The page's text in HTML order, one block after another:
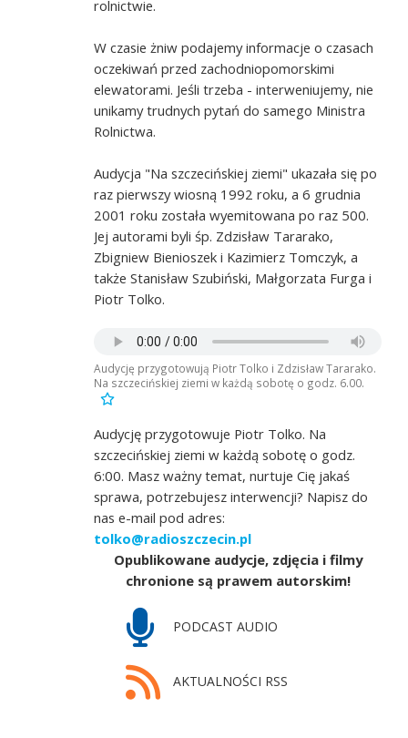
rolnictwie.
W czasie żniw podajemy informacje o czasach
oczekiwań przed zachodniopomorskimi
elewatorami. Jeśli trzeba - interweniujemy, nie
unikamy trudnych pytań do samego Ministra
Rolnictwa.
Audycja "Na szczecińskiej ziemi" ukazała się po
raz pierwszy wiosną 1992 roku, a 6 grudnia
2001 roku została wyemitowana po raz 500.
Jej autorami byli śp. Zdzisław Tararako,
Zbigniew Bienioszek i Kazimierz Tomczyk, a
także Stanisław Szubiński, Małgorzata Furga i
Piotr Tolko.
Audycję przygotowują Piotr Tolko i Zdzisław Tararako.
Na szczecińskiej ziemi w każdą sobotę o godz. 6.00.
Audycję przygotowuje Piotr Tolko. Na
szczecińskiej ziemi w każdą sobotę o godz.
6:00. Masz ważny temat, nurtuje Cię jakaś
sprawa, potrzebujesz interwencji? Napisz do
nas e-mail pod adres:
tolko@radioszczecin.pl
Opublikowane audycje, zdjęcia i filmy
chronione są prawem autorskim!
PODCAST AUDIO
AKTUALNOŚCI RSS